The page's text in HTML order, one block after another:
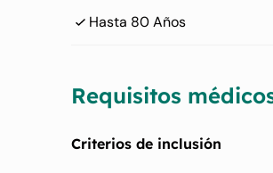
Hasta 80 Años
Requisitos
Criterios de inclusión